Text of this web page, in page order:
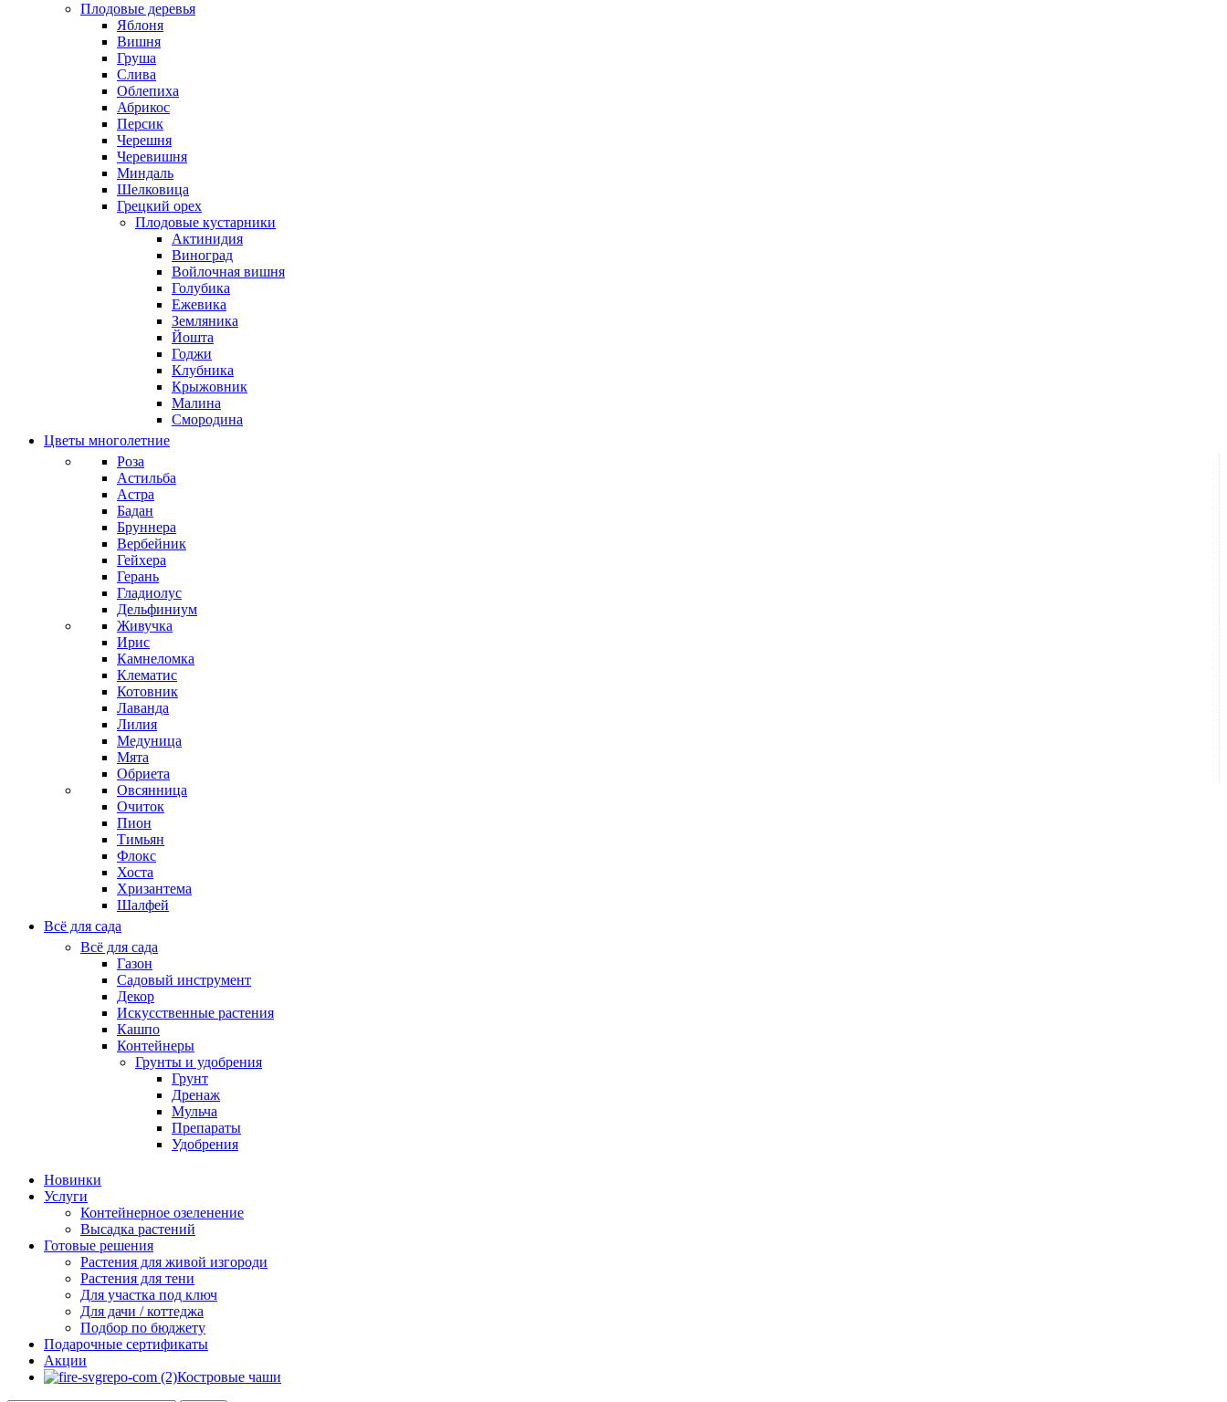
Плодовые деревья
Яблоня
Вишня
Груша
Слива
Облепиха
Абрикос
Персик
Черешня
Черевишня
Миндаль
Шелковица
Грецкий орех
Плодовые кустарники
Актинидия
Виноград
Войлочная вишня
Голубика
Ежевика
Земляника
Йошта
Годжи
Клубника
Крыжовник
Малина
Смородина
Цветы многолетние
Роза
Астильба
Астра
Бадан
Бруннера
Вербейник
Гейхера
Герань
Гладиолус
Дельфиниум
Живучка
Ирис
Камнеломка
Клематис
Котовник
Лаванда
Лилия
Медуница
Мята
Обриета
Овсянница
Очиток
Пион
Тимьян
Флокс
Хоста
Хризантема
Шалфей
Всё для сада
Всё для сада
Газон
Садовый инструмент
Декор
Искусственные растения
Кашпо
Контейнеры
Грунты и удобрения
Грунт
Дренаж
Мульча
Препараты
Удобрения
Новинки
Услуги
Контейнерное озеленение
Высадка растений
Готовые решения
Растения для живой изгороди
Растения для тени
Для участка под ключ
Для дачи / коттеджа
Подбор по бюджету
Подарочные сертификаты
Акции
Костровые чаши